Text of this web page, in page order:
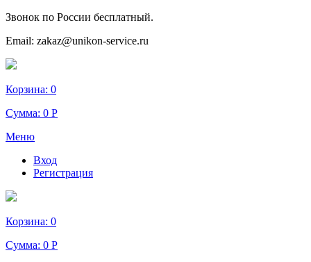
Звонок по России бесплатный.
Email: zakaz@unikon-service.ru
Корзина: 0
Сумма: 0 Р
Меню
Вход
Регистрация
Корзина: 0
Сумма: 0 Р